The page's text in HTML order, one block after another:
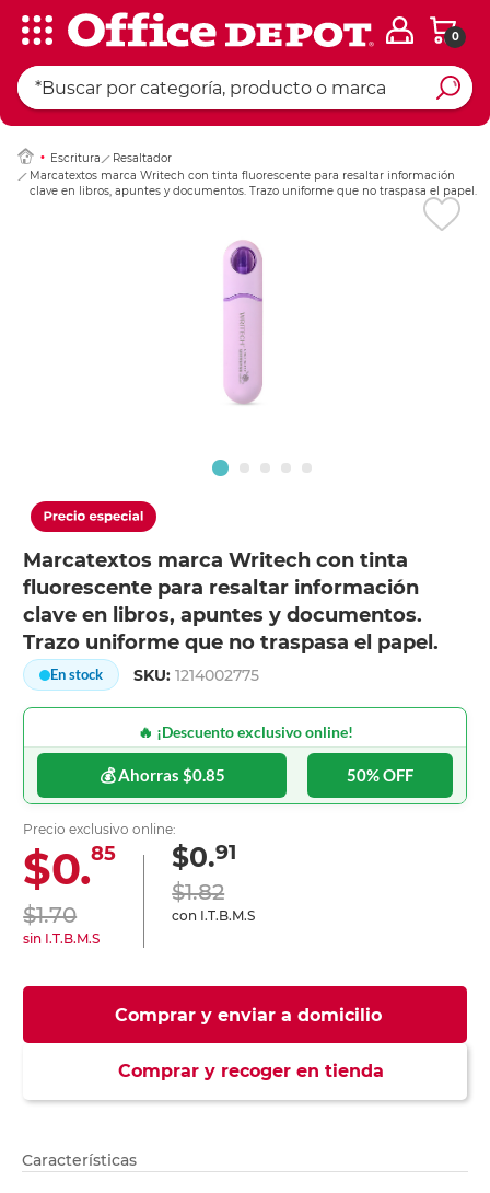
0
Escritura
Resaltador
Marcatextos marca Writech con tinta fluorescente para resaltar información
clave en libros, apuntes y documentos. Trazo uniforme que no traspasa el papel.
Marcatextos marca Writech con tinta
fluorescente para resaltar información
clave en libros, apuntes y documentos.
Trazo uniforme que no traspasa el papel.
En stock SKU:1214002775
🔥 ¡Descuento exclusivo online!
💰 Ahorras $0.85 50% OFF
Precio exclusivo online:
$0.85
$1.70
sin I.T.B.M.S
$0.91
$1.82
con I.T.B.M.S
Comprar y enviar a domicilio
Comprar y recoger en tienda
Ingresar Codigo
Características